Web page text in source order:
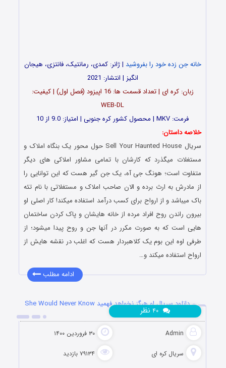
خانه جن زده خود را بفروشید | ژانر: کمدی، رمانتیک، فانتزی، هیجان
انگیز | انتشار: 2021
زبان: کره ای | تعداد قسمت ها: 16 اپیزود (فصل اول) | کیفیت:
WEB-DL
فرمت: MKV | محصول کشور کره جنوبی | امتیاز: 9.0 از 10
خلاصه داستان:
سریال Sell Your Haunted House حول محور یک بنگاه املاک و
مستغلات میگذرد که کارشان با تمامی مشاور املاکی های دیگر
متفاوت است؛ هونگ جی آه، یک جن گیر هست که این توانایی را
از مادرش به ارث برده و الان صاحب املاک و مستغلاتی با نام تئه
باک میباشد و از ارواح برای کسب درآمد استفاده میکند! کار اصلی او
بیرون راندن روح افراد مرده از خانه هایشان و پاک کردن ساختمان
هایی است که به صورت مکرر در آنها جن و روح پیدا میشود؛ از
طرفی اوه این بوم یک کلاهبردار هست که اغلب در نقشه هایش از
ارواح استفاده میکند و…
ادامه مطلب
دانلود سریال او هرگز نخواهد فهمید She Would Never Know
2021
Admin ۳۰ فروردین ۱۴۰۰
سریال کره ای ۷۹۱۳۴ بازدید
۴۰ نظر